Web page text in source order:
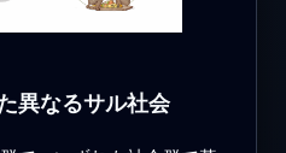
異なるサル社会